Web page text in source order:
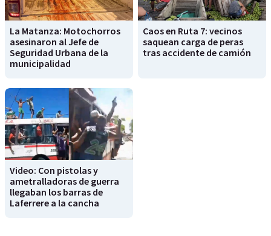
La Matanza: Motochorros
asesinaron al Jefe de
Seguridad Urbana de la
municipalidad
Caos en Ruta 7: vecinos
saquean carga de peras
tras accidente de camión
Video: Con pistolas y
ametralladoras de guerra
llegaban los barras de
Laferrere a la cancha